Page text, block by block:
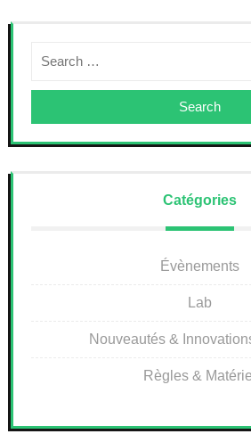
Search
Catégories
Évènements
Lab
Nouveautés &
Règles & Matériel